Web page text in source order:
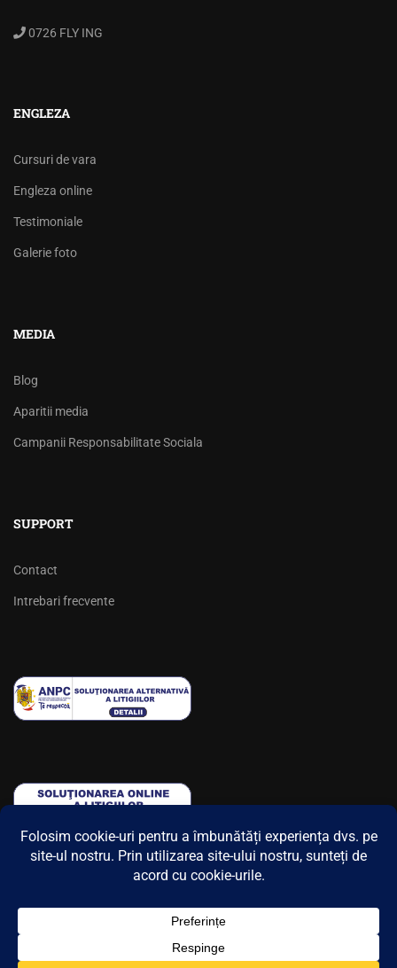
0726 FLY ING
ENGLEZA
Cursuri de vara
Engleza online
Testimoniale
Galerie foto
MEDIA
Blog
Aparitii media
Campanii Responsabilitate Sociala
SUPPORT
Contact
Intrebari frecvente
© 2025 Flying Colours. Toate drepturile rezervate.
Contact